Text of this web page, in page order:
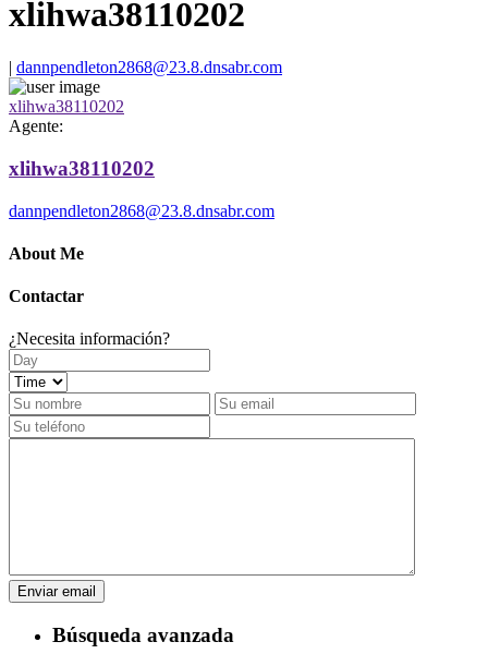
xlihwa38110202
| dannpendleton2868@23.8.dnsabr.com
xlihwa38110202
Agente:
xlihwa38110202
dannpendleton2868@23.8.dnsabr.com
About Me
Contactar
¿Necesita información?
Búsqueda avanzada